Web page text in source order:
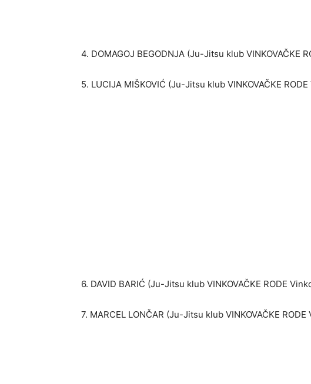
4. DOMAGOJ BEGODNJA (Ju-Jitsu klub VINKOVAČKE
5. LUCIJA MIŠKOVIĆ (Ju-Jitsu klub VINKOVAČKE
6. DAVID BARIĆ (Ju-Jitsu klub VINKOVAČKE RODE
7. MARCEL LONČAR (Ju-Jitsu klub VINKOVAČKE